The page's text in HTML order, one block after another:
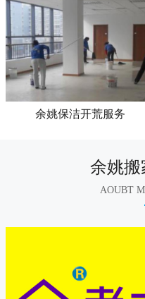
余姚保洁开荒服务
余姚搬
AOUBT